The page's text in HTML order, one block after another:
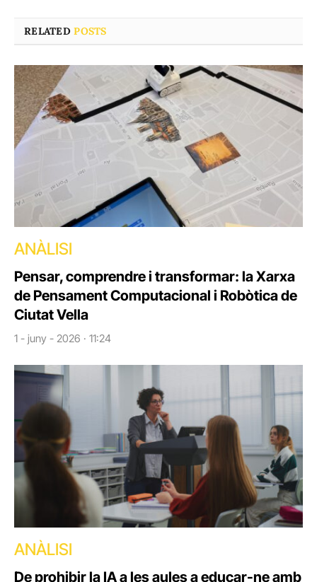
RELATEDPOSTS
ANÀLISI
Pensar, comprendre i transformar: la Xarxa
de Pensament Computacional i Robòtica de
Ciutat Vella
1 - juny - 2026 · 11:24
ANÀLISI
De prohibir la IA a les aules a educar-ne amb